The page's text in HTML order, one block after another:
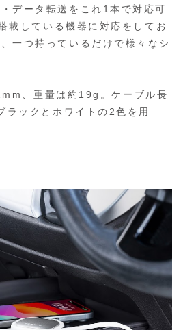
データ転送をこれ1本で対応可
載している機器に対応をしてお
一つ持っているだけで様々なシ
、重量は約19g。ケーブル長
ラックとホワイトの2色を用